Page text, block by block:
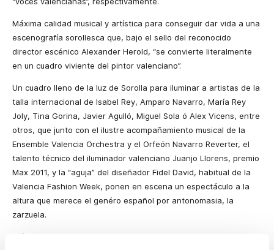
Máxima calidad musical y artística para conseguir dar vida a una
escenografía sorollesca que, bajo el sello del reconocido
director escénico Alexander Herold, “se convierte literalmente
en un cuadro viviente del pintor valenciano”.
Un cuadro lleno de la luz de Sorolla para iluminar a artistas de la
talla internacional de Isabel Rey, Amparo Navarro, María Rey
Joly, Tina Gorina, Javier Agulló, Miguel Sola ó Alex Vicens, entre
otros, que junto con el ilustre acompañamiento musical de la
Ensemble Valencia Orchestra y el Orfeón Navarro Reverter, el
talento técnico del iluminador valenciano Juanjo Llorens, premio
Max 2011, y la “aguja” del diseñador Fidel David, habitual de la
Valencia Fashion Week, ponen en escena un espectáculo a la
altura que merece el genéro español por antonomasia, la
zarzuela.
Y ése es precisamente el “leit motiv” de este I Festival ZAR, “que